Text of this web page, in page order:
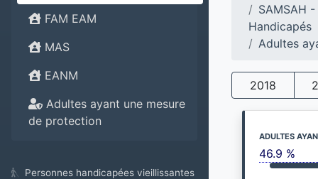
FAM EAM
MAS
EANM
Adultes ayant une mesure
de protection
Personnes handicapées vieillissantes
SAMSAH
Handicapés
Adultes
2018
ADULTES
46.9 %